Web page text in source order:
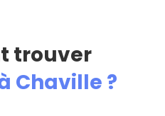
trouver
Chaville ?